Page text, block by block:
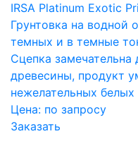
IRSA Platinum Exotic
Грунтовка на водной
темных и в темные
Сцепка
древесины, продукт
нежелательных
Цена: по запросу
Заказать